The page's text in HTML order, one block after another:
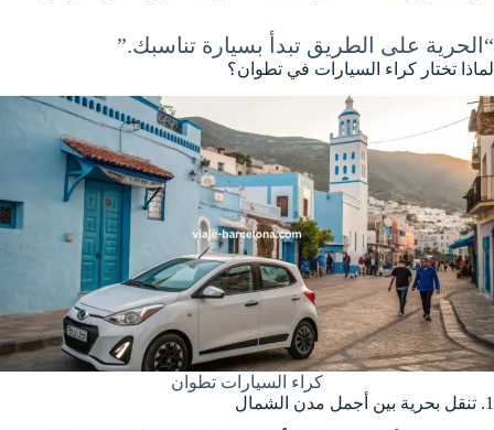
“الحرية على الطريق تبدأ بسيارة تناسبك.”
لماذا تختار كراء السيارات في تطوان؟
كراء السيارات تطوان
1. تنقل بحرية بين أجمل مدن الشمال